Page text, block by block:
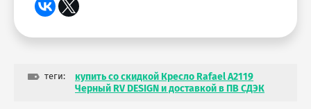
теги:
купить со скидкой Кресло Rafael A2119
Черный RV DESIGN и доставкой в ПВ СДЭК